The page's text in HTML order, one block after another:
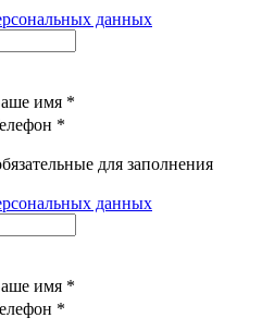
данных
имя *
*
для заполнения
данных
имя *
*